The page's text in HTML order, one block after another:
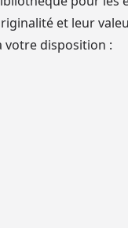
et leur
votre disposition :